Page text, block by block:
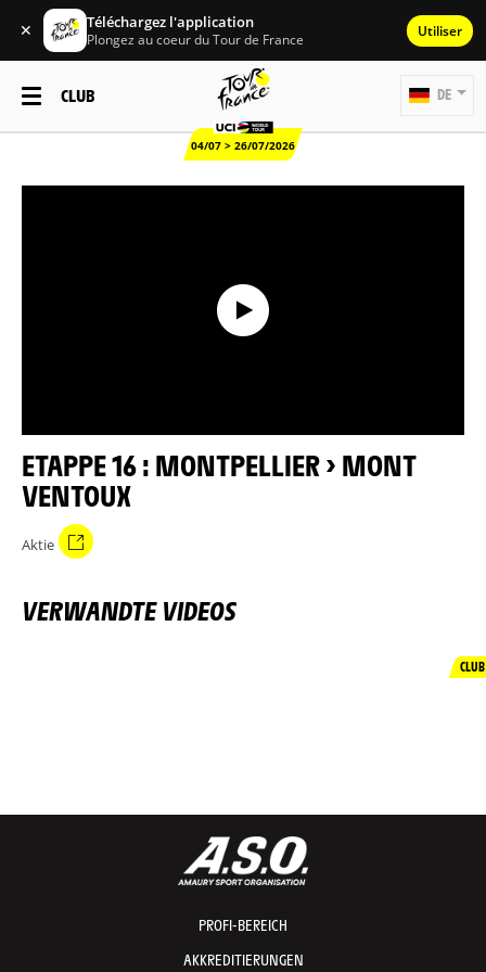
✕ Téléchargez l'application
Plongez au coeur du Tour de France Utiliser
CLUB
04/07 > 26/07/2026
DE
ETAPPE 16 : MONTPELLIER > MONT
VENTOUX
Aktie
VERWANDTE VIDEOS
CLUB
PROFI-BEREICH
AKKREDITIERUNGEN